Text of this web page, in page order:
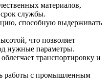
материалов,
службы.
способную выдерживать
что позволяет
нужные параметры.
транспортировку и
работы с промышленным